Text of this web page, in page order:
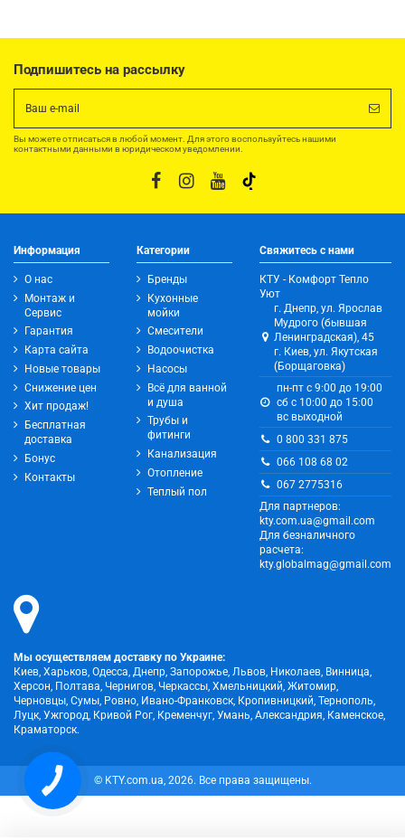
Подпишитесь на рассылку
Вы можете отписаться в любой момент. Для этого воспользуйтесь нашими
контактными данными в юридическом уведомлении.
Информация
О нас
Монтаж и
Сервис
Гарантия
Карта сайта
Новые товары
Снижение цен
Хит продаж!
Бесплатная
доставка
Бонус
Контакты
Категории
Бренды
Кухонные
мойки
Смесители
Водоочистка
Насосы
Всё для ванной
и душа
Трубы и
фитинги
Канализация
Отопление
Теплый пол
Свяжитесь с нами
КТУ - Комфорт Тепло
Уют
г. Днепр, ул. Ярослав
Мудрого (бывшая
Ленинградская), 45
г. Киев, ул. Якутская
(Борщаговка)
пн-пт с 9:00 до 19:00
сб с 10:00 до 15:00
вс выходной
0 800 331 875
066 108 68 02
067 2775316
Для партнеров:
kty.com.ua@gmail.com
Для безналичного
расчета:
kty.globalmag@gmail.com
Мы осуществляем доставку по Украине:
Киев, Харьков, Одесса, Днепр, Запорожье, Львов, Николаев, Винница,
Херсон, Полтава, Чернигов, Черкассы, Хмельницкий, Житомир,
Черновцы, Сумы, Ровно, Ивано-Франковск, Кропивницкий, Тернополь,
Луцк, Ужгород, Кривой Рог, Кременчуг, Умань, Александрия, Каменское,
Краматорск.
© KTY.com.ua, 2026. Все права защищены.